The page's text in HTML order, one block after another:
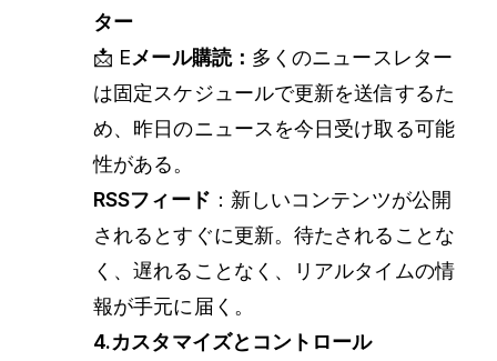
ター
📩 Eメール購読： 多くのニュースレター
は固定スケジュールで更新を送信するた
め、昨日のニュースを今日受け取る可能
性がある。
RSSフィード ：新しいコンテンツが公開
されるとすぐに更新。待たされることな
く、遅れることなく、リアルタイムの情
報が手元に届く。
4.カスタマイズとコントロール